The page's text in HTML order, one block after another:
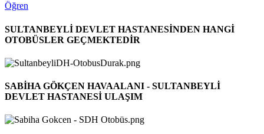
Öğren
SULTANBEYLİ DEVLET HASTANESİNDEN HANGİ
OTOBÜSLER GEÇMEKTEDİR
SABİHA GÖKÇEN HAVAALANI - SULTANBEYLİ
DEVLET HASTANESİ ULAŞIM